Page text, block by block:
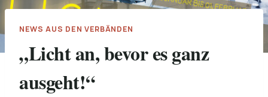
NEWS AUS DEN VERBÄNDEN
„Licht an, bevor es ganz
ausgeht!“